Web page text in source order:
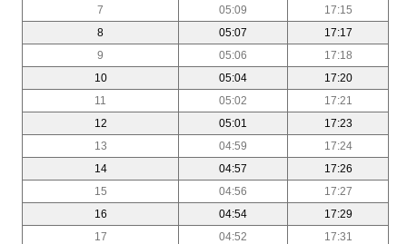
7
05:09
17:15
8
05:07
17:17
9
05:06
17:18
10
05:04
17:20
11
05:02
17:21
12
05:01
17:23
13
04:59
17:24
14
04:57
17:26
15
04:56
17:27
16
04:54
17:29
17
04:52
17:31